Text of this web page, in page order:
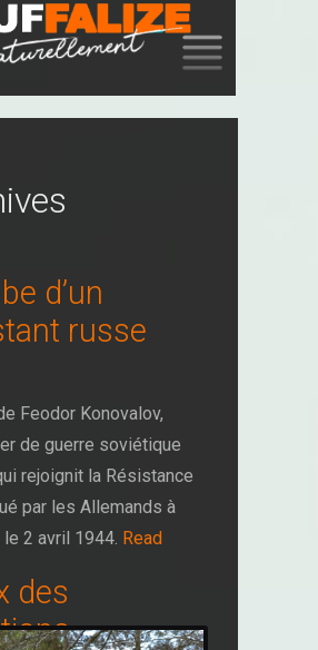
d’un
russe
Feodor Konovalov,
de guerre soviétique
rejoignit la Résistance
par les Allemands à
le 2 avril 1944. Read
des